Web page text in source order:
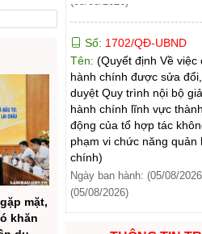
cuộc sống
XVI và đại biểu Hội đồng nhân dân
sức
người
khen
viên
gia
cư tại
khó
nghiệp
mặt,
khăn
hành chính được sửa đổi,
duyệt Quy trình nội bộ
hành chính lĩnh vực
động của tổ hợp tác
phạm vi chức năng quản
chính)
Ngày ban hành: (05/08/2026)
(05/08/2026)
Số:
Tên: (Quyết định Về việc
Giám đốc Sở Khoa học
trí tuệ thuộc thẩm quyền